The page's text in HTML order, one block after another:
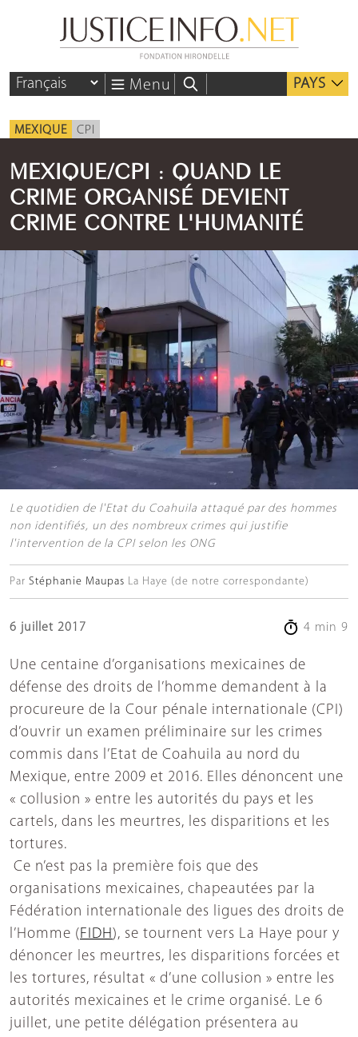
Menu PAYS
MEXIQUE CPI
MEXIQUE/CPI : QUAND LE
CRIME ORGANISÉ DEVIENT
CRIME CONTRE L'HUMANITÉ
Le quotidien de l'Etat du Coahuila attaqué par des hommes
non identifiés, un des nombreux crimes qui justifie
l'intervention de la CPI selon les ONG
Par Stéphanie Maupas La Haye (de notre correspondante)
6 juillet 2017 4 min 9
Une centaine d’organisations mexicaines de
défense des droits de l’homme demandent à la
procureure de la Cour pénale internationale (CPI)
d’ouvrir un examen préliminaire sur les crimes
commis dans l’Etat de Coahuila au nord du
Mexique, entre 2009 et 2016. Elles dénoncent une
« collusion » entre les autorités du pays et les
cartels, dans les meurtres, les disparitions et les
tortures.
Ce n’est pas la première fois que des
organisations mexicaines, chapeautées par la
Fédération internationale des ligues des droits de
l’Homme (FIDH), se tournent vers La Haye pour y
dénoncer les meurtres, les disparitions forcées et
les tortures, résultat « d’une collusion » entre les
autorités mexicaines et le crime organisé. Le 6
juillet, une petite délégation présentera au